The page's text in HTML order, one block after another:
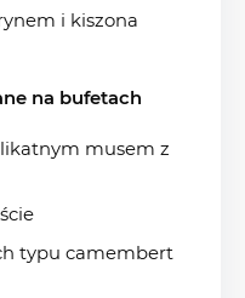
i kiszona
na bufetach
musem z
typu camembert